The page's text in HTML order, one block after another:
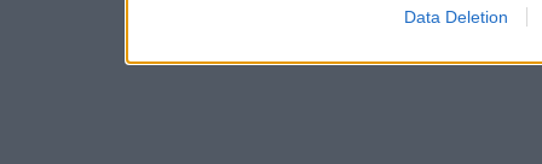
Data Deletion